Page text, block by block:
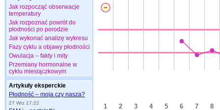
Jak rozpocząć obserwacje
temperatury
Jak rozpoznać powrót do
płodności po porodzie
Jak wykonać analizę wykresu
Fazy cyklu a objawy płodności
Owulacja – fakty i mity
Przemiany hormonalne w
cyklu miesiączkowym
Artykuły eksperckie
Płodność – moja czy nasza?
27 Wrz 17:22